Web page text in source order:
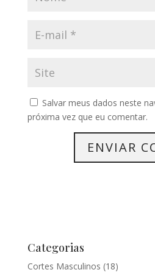
Salvar meus dados neste
próxima vez que eu comentar.
Categorias
Cortes Masculinos (18)